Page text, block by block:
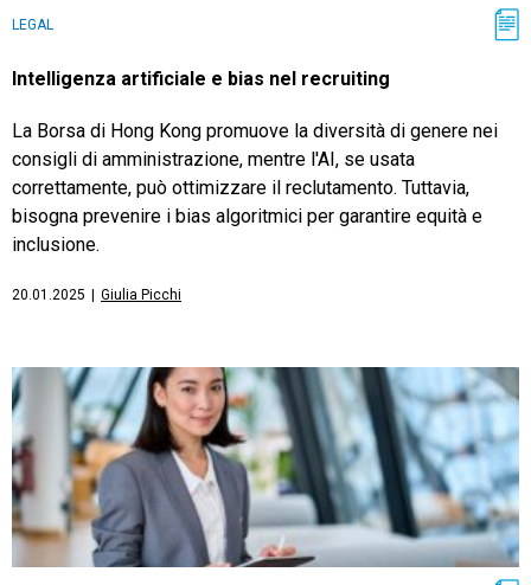
LEGAL
Intelligenza artificiale e bias nel recruiting
La Borsa di Hong Kong promuove la diversità di genere nei
consigli di amministrazione, mentre l'AI, se usata
correttamente, può ottimizzare il reclutamento. Tuttavia,
bisogna prevenire i bias algoritmici per garantire equità e
inclusione.
20.01.2025 Giulia Picchi